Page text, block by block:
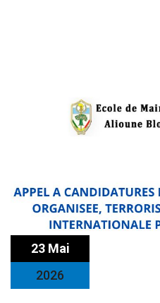
23 Mai
2026